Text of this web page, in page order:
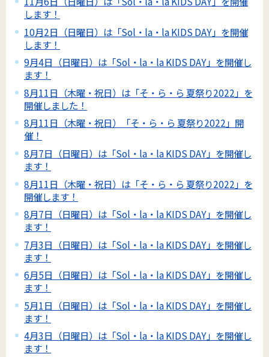
します！
10月2日（日曜日）は「Sol・la・la KIDS DAY」を開催
します！
9月4日（日曜日）は「Sol・la・la KIDS DAY」を開催し
ます！
8月11日（木曜・祝日）は「そ・ら・ら 夏祭り2022」を
開催しました！
8月11日（木曜・祝日）「そ・ら・ら 夏祭り2022」開
催！
8月7日（日曜日）は「Sol・la・la KIDS DAY」を開催し
ます！
8月11日（木曜・祝日）は「そ・ら・ら 夏祭り2022」を
開催します！
8月7日（日曜日）は「Sol・la・la KIDS DAY」を開催し
ます！
7月3日（日曜日）は「Sol・la・la KIDS DAY」を開催し
ます！
6月5日（日曜日）は「Sol・la・la KIDS DAY」を開催し
ます！
5月1日（日曜日）は「Sol・la・la KIDS DAY」を開催し
ます！
4月3日（日曜日）は「Sol・la・la KIDS DAY」を開催し
ます！